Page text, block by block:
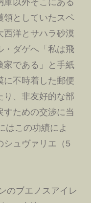
庫以外そこにある
領としていたスペ
西洋とサハラ砂漠
・ダゲへ「私は飛
家である」と手紙
に不時着した郵便
り、非友好的な部
すための交渉に当
はこの功績によ
シュヴァリエ（5
のブエノスアイレ